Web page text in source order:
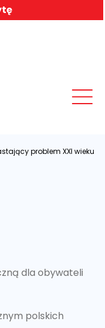
problem XXI wieku
dla obywateli
polskich